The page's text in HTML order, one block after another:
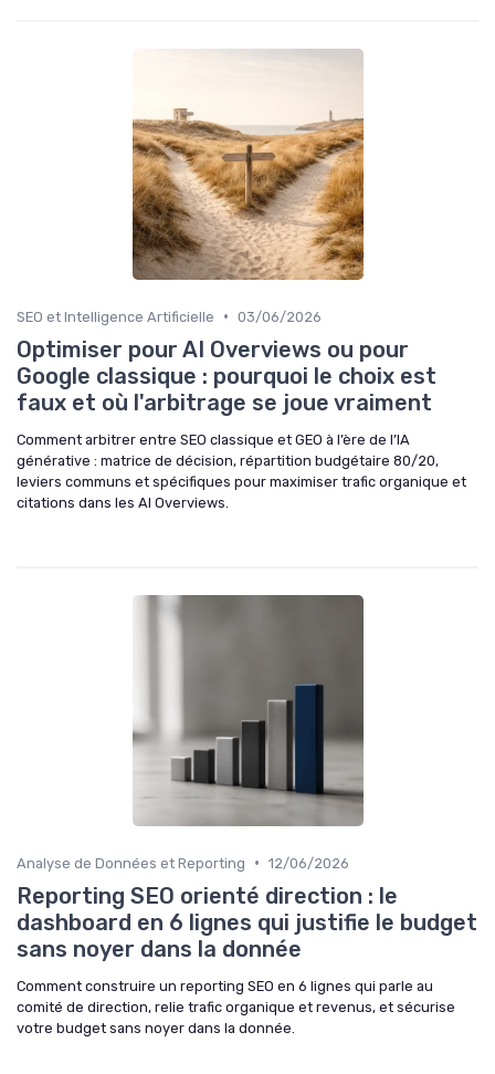
SEO et Intelligence Artificielle • 03/06/2026
Optimiser pour AI Overviews ou pour
Google classique : pourquoi le choix est
faux et où l'arbitrage se joue vraiment
Comment arbitrer entre SEO classique et GEO à l’ère de l’IA
générative : matrice de décision, répartition budgétaire 80/20,
leviers communs et spécifiques pour maximiser trafic organique et
citations dans les AI Overviews.
Analyse de Données et Reporting • 12/06/2026
Reporting SEO orienté direction : le
dashboard en 6 lignes qui justifie le budget
sans noyer dans la donnée
Comment construire un reporting SEO en 6 lignes qui parle au
comité de direction, relie trafic organique et revenus, et sécurise
votre budget sans noyer dans la donnée.